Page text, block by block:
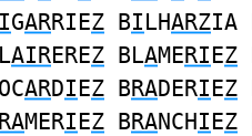
IGARRIEZ BILHARZIA
AIREREZ BLAMERIEZ
ARDIEZ BRADERIEZ
RAMERIEZ BRANCHIEZ